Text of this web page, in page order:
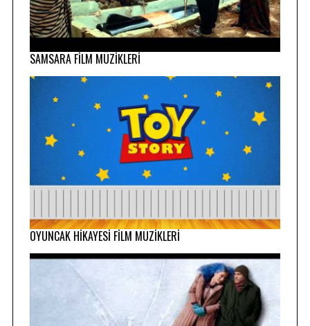
SAMSARA FİLM MÜZİKLERİ
OYUNCAK HİKAYESİ FİLM MÜZİKLERİ